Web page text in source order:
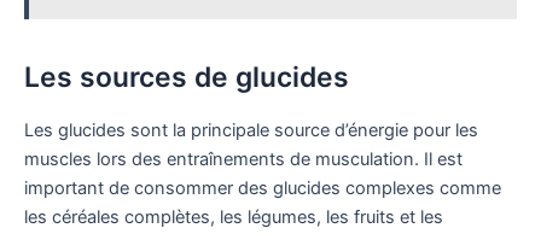
Les sources de glucides
Les glucides sont la principale source d’énergie pour les
muscles lors des entraînements de musculation. Il est
important de consommer des glucides complexes comme
les céréales complètes, les légumes, les fruits et les